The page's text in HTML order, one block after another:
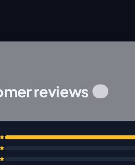
reviews